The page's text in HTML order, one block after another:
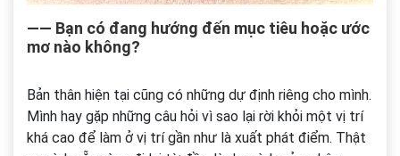
―― Bạn có đang hướng đến mục tiêu hoặc ước
mơ nào không?
Bản thân hiện tại cũng có những dự định riêng cho mình.
Mình hay gặp những câu hỏi vì sao lại rời khỏi một vị trí
khá cao để làm ở vị trí gần như là xuất phát điểm. Thật